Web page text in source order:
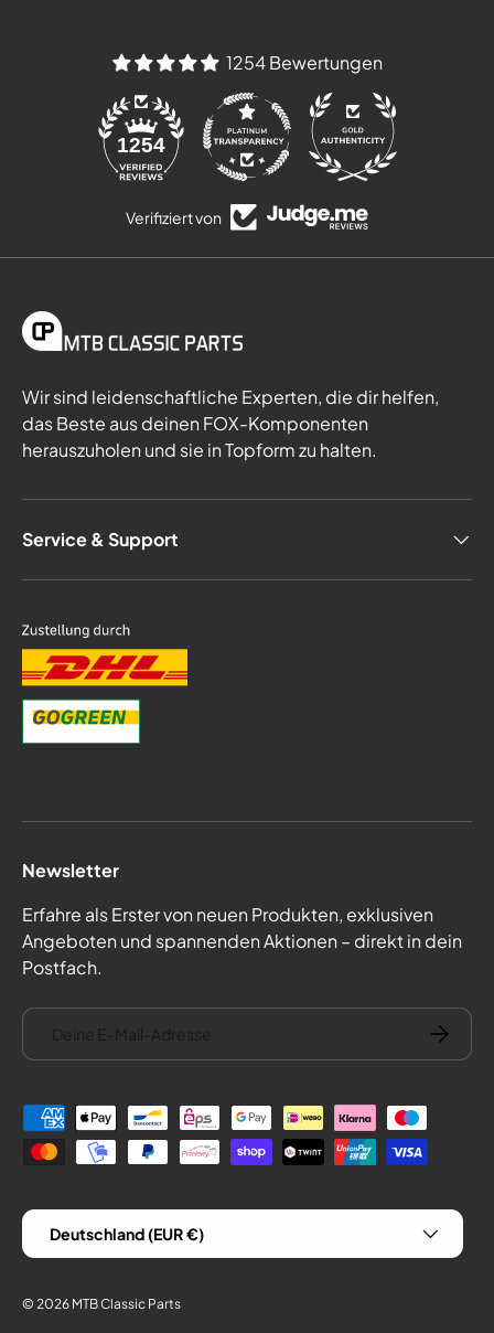
1254 Bewertungen
1254
Verifiziert von
Wir sind leidenschaftliche Experten, die dir helfen,
das Beste aus deinen FOX-Komponenten
herauszuholen und sie in Topform zu halten.
Service & Support
Newsletter
Erfahre als Erster von neuen Produkten, exklusiven
Angeboten und spannenden Aktionen – direkt in dein
Postfach.
E-Mail
Zahlungsmethoden
Land/Region
Deutschland (EUR €)
© 2026 MTB Classic Parts